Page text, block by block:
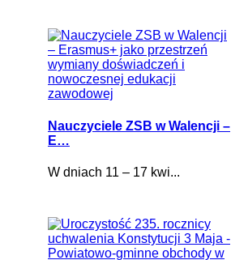
Nauczyciele ZSB w Walencji –
E…
W dniach 11 – 17 kwi...